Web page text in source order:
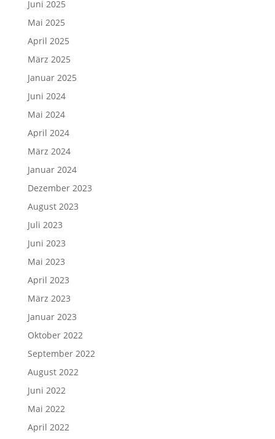
Juni 2025
Mai 2025
April 2025
März 2025
Januar 2025
Juni 2024
Mai 2024
April 2024
März 2024
Januar 2024
Dezember 2023
August 2023
Juli 2023
Juni 2023
Mai 2023
April 2023
März 2023
Januar 2023
Oktober 2022
September 2022
August 2022
Juni 2022
Mai 2022
April 2022